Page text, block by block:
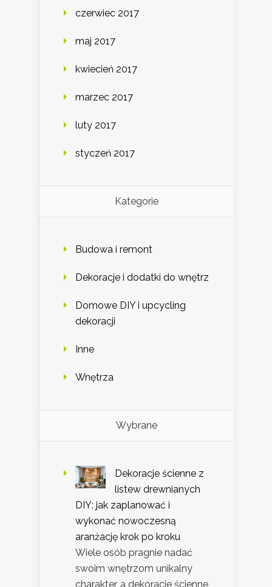
czerwiec 2017
maj 2017
kwiecień 2017
marzec 2017
luty 2017
styczeń 2017
Kategorie
Budowa i remont
Dekoracje i dodatki do wnętrz
Domowe DIY i upcycling
dekoracji
Inne
Wnętrza
Wybrane
Dekoracje ścienne z
listew drewnianych
DIY: jak zaplanować i
wykonać nowoczesną
aranżację krok po kroku
Wiele osób pragnie nadać
swoim wnętrzom unikalny
charakter, a dekoracje ścienne